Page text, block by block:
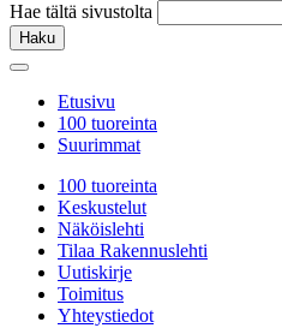
Hae tältä sivustolta
Haku
Etusivu
100 tuoreinta
Suurimmat
100 tuoreinta
Keskustelut
Näköislehti
Tilaa Rakennuslehti
Uutiskirje
Toimitus
Yhteystiedot